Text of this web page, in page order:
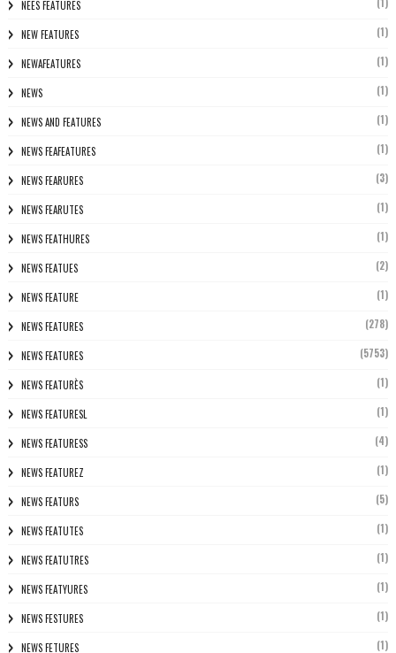
NEES FEATURES (1)
NEW FEATURES (1)
NEWAFEATURES (1)
NEWS (1)
NEWS AND FEATURES (1)
NEWS FEAFEATURES (1)
NEWS FEARURES (3)
NEWS FEARUTES (1)
NEWS FEATHURES (1)
NEWS FEATUES (2)
NEWS FEATURE (1)
NEWS FEATURES (278)
NEWS FEATURES (5753)
NEWS FEATURÈS (1)
NEWS FEATURESL (1)
NEWS FEATURESS (4)
NEWS FEATUREZ (1)
NEWS FEATURS (5)
NEWS FEATUTES (1)
NEWS FEATUTRES (1)
NEWS FEATYURES (1)
NEWS FESTURES (1)
NEWS FETURES (1)